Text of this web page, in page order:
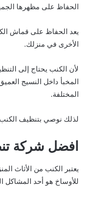
الحفاظ على مظهرها
يعد الحفاظ على قماش
الأخرى في منزلك.
لأن الكنب يحتاج إلى
المخبأ داخل النسيج
المختلفة.
لذلك نوصي بتنظيف الكنب
افضل شركة
يعتبر الكنب من الأثاث
للأوساخ هو أحد المشاكل